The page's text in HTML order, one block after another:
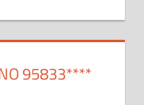
95833****